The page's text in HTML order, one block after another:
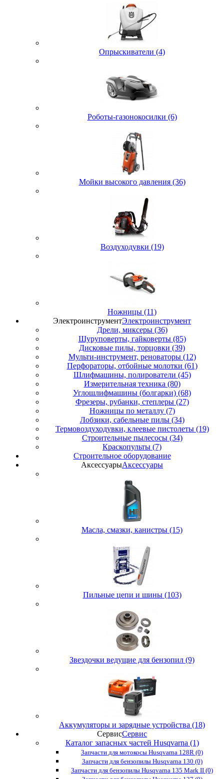
Опрыскиватели (4)
Роботы-газонокосилки (6)
Мойки высокого давления (36)
Воздуходувки (19)
Ножницы (11)
ЭлектроинструментЭлектроинструмент
Дрели, миксеры (36)
Шуруповерты, гайковерты (85)
Дисковые пилы, торцовки (39)
Мульти-инструмент, реноваторы (12)
Перфораторы, отбойные молотки (61)
Шлифмашины, полирователи (45)
Измерительная техника (80)
Углошлифмашины (болгарки) (68)
Фрезеры, рубанки, степлеры (27)
Ножницы по металлу (7)
Лобзики, сабельные пилы (34)
Термовоздуходувки, клеевые пистолеты (19)
Строительные пылесосы (34)
Краскопульты (7)
Строительное оборудование
АксессуарыАксессуары
Масла, смазки, канистры (15)
Пильные цепи и шины (103)
Звездочки ведущие для бензопил (9)
Аккумуляторы и зарядные устройства (18)
СервисСервис
Каталог запасных частей Husqvarna (1)
Запчасти для мотокосы Husqvarna 128R (0)
Запчасти для бензопилы Husqvarna 130 (0)
Запчасти для бензопилы Husqvarna 135 Mark II (0)